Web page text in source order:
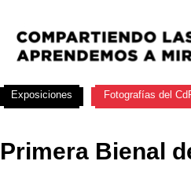
Primera Bienal
Exposiciones Fotografías del